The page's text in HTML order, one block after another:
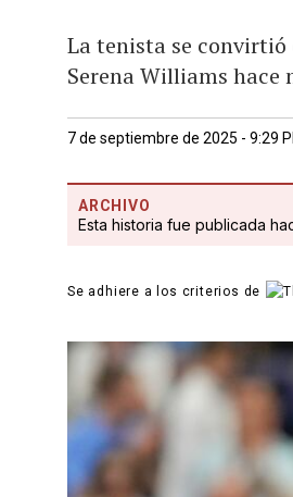
La tenista se convirtió
Serena Williams hace
7 de septiembre de 2025 - 9:29
ARCHIVO
Esta historia fue publicada
Se adhiere a los criterios de